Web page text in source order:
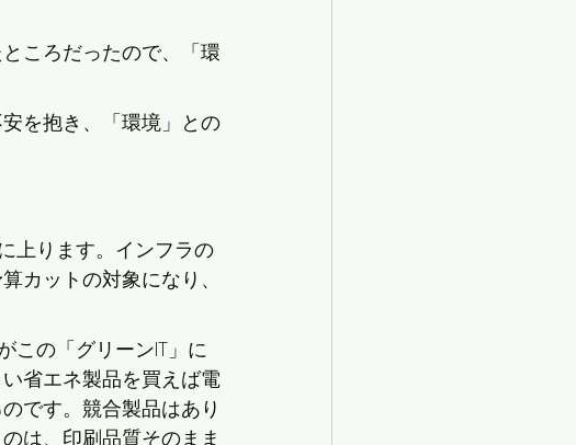
ころだったので、「環
を抱き、「環境」との
上ります。インフラの
カットの対象になり、
この「グリーンIT」に
省エネ製品を買えば電
です。競合製品はあり
は、印刷品質そのまま